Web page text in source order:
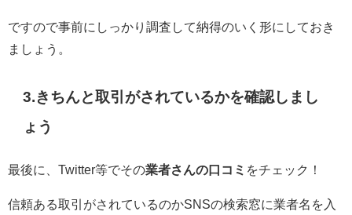
ですので事前にしっかり調査して納得のいく形にしておき
ましょう。
3.きちんと取引がされているかを確認しまし
ょう
最後に、Twitter等でその業者さんの口コミ をチェック！
信頼ある取引がされているのかSNSの検索窓に業者名を入